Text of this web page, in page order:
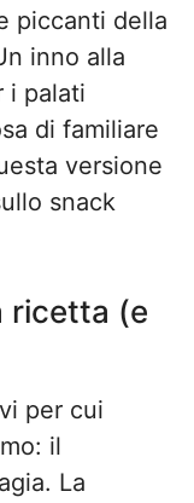
piccanti della
inno alla
i palati
di familiare
versione
snack
ricetta (e
per cui
il
La